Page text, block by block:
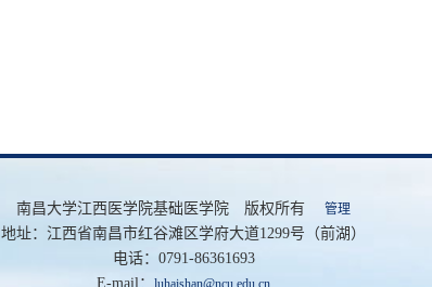
南昌大学江西医学院基础医学院 版权所有 管理
地址：江西省南昌市红谷滩区学府大道1299号（前湖）
电话：0791-86361693
E-mail： luhaishan@ncu.edu.cn